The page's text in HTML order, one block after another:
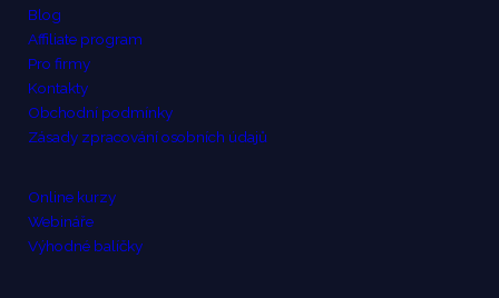
Blog
Affiliate program
Pro firmy
Kontakty
Obchodní podmínky
Zásady zpracování osobních údajů
Online kurzy
Webináře
Výhodné balíčky